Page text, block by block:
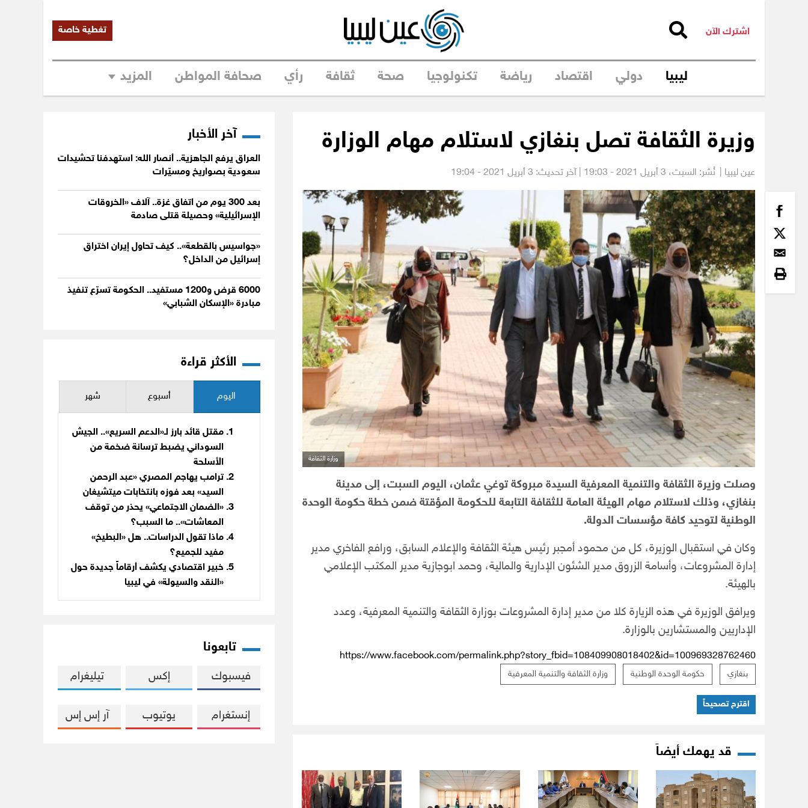
اشترك الآن تغطية خاصة
ليبيا دولي اقتصاد رياضة تكنولوجيا صحة ثقافة رأي صحافة المواطن المزيد
وزيرة الثقافة تصل بنغازي لاستلام مهام الوزارة
عين ليبيا | نُشر: السبت، | آخر تحديث: 3 أبريل 2021 - 19:04
وزارة الثقافة
وصلت وزيرة الثقافة والتنمية المعرفية السيدة مبروكة توغي عثمان، اليوم السبت، إلى مدينة
بنغازي، وذلك لاستلام مهام الهيئة العامة للثقافة التابعة للحكومة المؤقتة ضمن خطة حكومة الوحدة
الوطنية لتوحيد كافة مؤسسات الدولة.
وكان في استقبال الوزيرة، كل من محمود أمجبر رئيس هيئة الثقافة والإعلام السابق، ورافع الفاخري مدير
إدارة المشروعات، وأسامة الزروق مدير الشئون الإدارية والمالية، وحمد ابوجازية مدير المكتب الإعلامي
بالهيئة.
ويرافق الوزيرة في هذه الزيارة كلا من مدير إدارة المشروعات بوزارة الثقافة والتنمية المعرفية، وعدد
الإداريين والمستشارين بالوزارة.
https://www.facebook.com/permalink.php?story_fbid=108409908018402&id=100969328762460
بنغازي حكومة الوحدة الوطنية وزارة الثقافة والتنمية المعرفية
اقترح تصحيحاً
قد يهمك أيضاً
آخر الأخبار
العراق يرفع الجاهزية.. أنصار الله: استهدفنا تحشيدات
سعودية بصواريخ ومسيّرات
بعد 300 يوم من اتفاق غزة.. آلاف «الخروقات
الإسرائيلية» وحصيلة قتلى صادمة
«جواسيس بالقطعة».. كيف تحاول إيران اختراق
إسرائيل من الداخل؟
6000 قرض و1200 مستفيد.. الحكومة تسرّع تنفيذ
مبادرة «الإسكان الشبابي»
الأكثر قراءة
اليوم أسبوع شهر
مقتل قائد بارز لـ«الدعم السريع».. الجيش
السوداني يضبط ترسانة ضخمة من
الأسلحة
ترامب يهاجم المصري «عبد الرحمن
السيد» بعد فوزه بانتخابات ميتشيغان
«الضمان الاجتماعي» يحذر من توقف
المعاشات».. ما السبب؟
ماذا تقول الدراسات.. هل «البطيخ»
مفيد للجميع؟
خبير اقتصادي يكشف أرقاماً جديدة حول
«النقد والسيولة» في ليبيا
تابعونا
فيسبوك إكس تيليغرام
إنستغرام يوتيوب آر إس إس